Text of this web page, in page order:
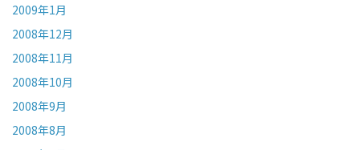
2009年1月
2008年12月
2008年11月
2008年10月
2008年9月
2008年8月